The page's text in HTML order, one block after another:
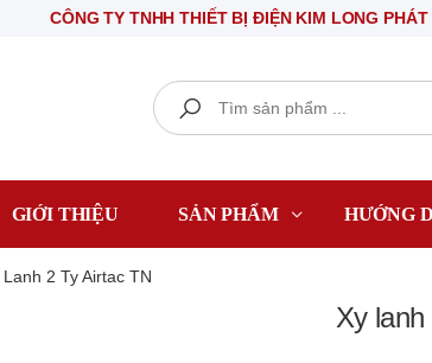
CÔNG TY TNHH THIẾT BỊ ĐIỆN KIM LONG PHÁT
Search
GIỚI THIỆU SẢN PHẨM HƯỚNG
Lanh 2 Ty Airtac TN
Xy